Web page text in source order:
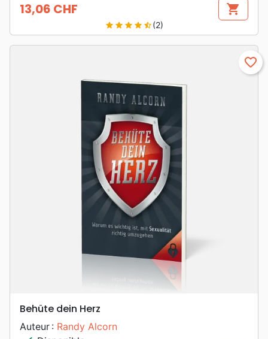
Prix
13,06 CHF shopping_cart
star star star star star_half(2)
favorite_border
Behüte dein Herz
Auteur : Randy Alcorn